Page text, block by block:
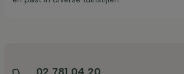
02 781 04 20